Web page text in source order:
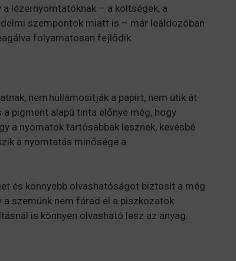
lézernyomtatóknak – a költségek, a
szempontok miatt is – már leáldozóban
folyamatosan fejlődik.
nem hullámosítják a papírt, nem ütik át
pigment alapú tinta előnye még, hogy
a nyomatok tartósabbak lesznek, kevésbé
a nyomtatás minősége a
és könnyebb olvashatóságot biztosít a még
szemünk nem fárad el a piszkozatok
is könnyen olvasható lesz az anyag.